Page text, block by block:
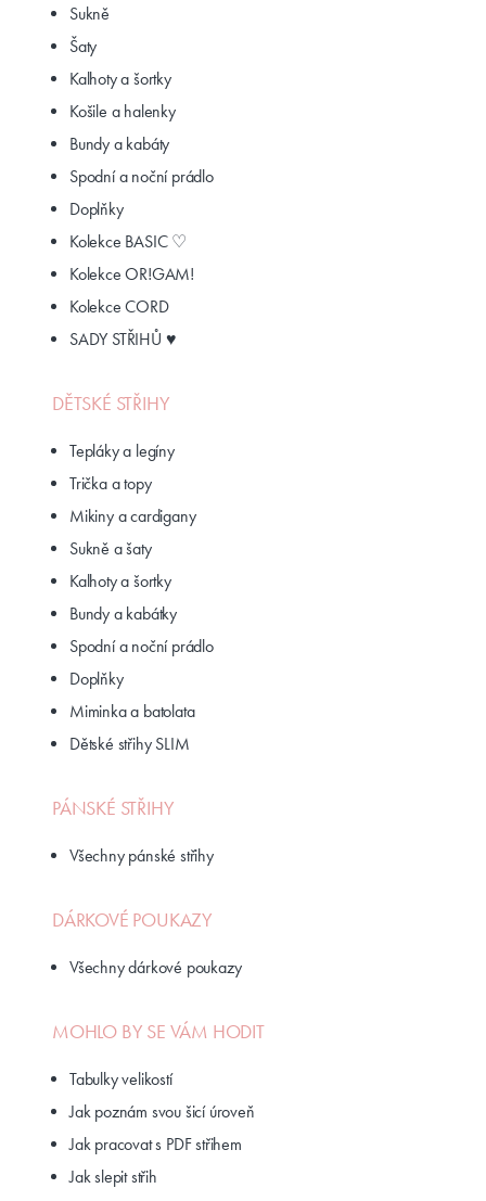
Sukně
Šaty
Kalhoty a šortky
Košile a halenky
Bundy a kabáty
Spodní a noční prádlo
Doplňky
Kolekce BASIC ♡
Kolekce OR!GAM!
Kolekce CORD
SADY STŘIHŮ ♥
DĚTSKÉ STŘIHY
Tepláky a legíny
Trička a topy
Mikiny a cardigany
Sukně a šaty
Kalhoty a šortky
Bundy a kabátky
Spodní a noční prádlo
Doplňky
Miminka a batolata
Dětské střihy SLIM
PÁNSKÉ STŘIHY
Všechny pánské střihy
DÁRKOVÉ POUKAZY
Všechny dárkové poukazy
MOHLO BY SE VÁM HODIT
Tabulky velikostí
Jak poznám svou šicí úroveň
Jak pracovat s PDF střihem
Jak slepit střih